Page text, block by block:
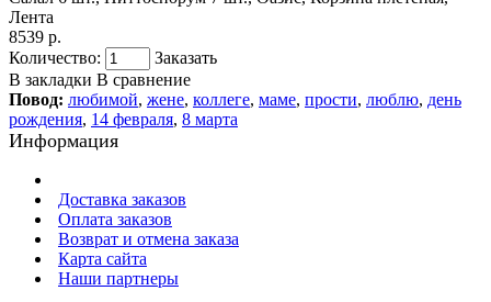
Лента
8539 р.
Количество:
Заказать
В закладки В сравнение
Повод: любимой, жене, коллеге, маме, прости, люблю, день
рождения, 14 февраля, 8 марта
Информация
Доставка заказов
Оплата заказов
Возврат и отмена заказа
Карта сайта
Наши партнеры